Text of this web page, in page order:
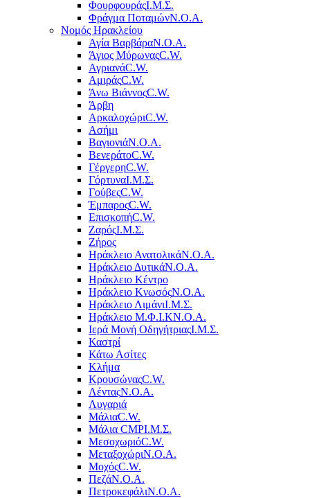
ΦουρφουράςΙ.Μ.Σ.
Φράγμα ΠοταμώνΝ.Ο.Α.
Νομός Ηρακλείου
Αγία ΒαρβάραΝ.Ο.Α.
Άγιος ΜύρωναςC.W.
ΑγριανάC.W.
ΑμιράςC.W.
Άνω ΒιάννοςC.W.
Άρβη
ΑρκαλοχώριC.W.
Ασήμι
ΒαγιονιάΝ.Ο.Α.
ΒενεράτοC.W.
ΓέργερηC.W.
ΓόρτυναΙ.Μ.Σ.
ΓούβεςC.W.
ΈμπαροςC.W.
ΕπισκοπήC.W.
ΖαρόςΙ.Μ.Σ.
Ζήρος
Ηράκλειο ΑνατολικάΝ.Ο.Α.
Ηράκλειο ΔυτικάΝ.Ο.Α.
Ηράκλειο Κέντρο
Ηράκλειο ΚνωσόςΝ.Ο.Α.
Ηράκλειο ΛιμάνιΙ.Μ.Σ.
Ηράκλειο Μ.Φ.Ι.ΚΝ.Ο.Α.
Ιερά Μονή ΟδηγήτριαςΙ.Μ.Σ.
Καστρί
Κάτω Ασίτες
Κλήμα
ΚρουσώναςC.W.
ΛένταςΝ.Ο.Α.
Λυγαριά
ΜάλιαC.W.
Μάλια CMPΙ.Μ.Σ.
ΜεσοχωριόC.W.
ΜεταξοχώριΝ.Ο.Α.
ΜοχόςC.W.
ΠεζάΝ.Ο.Α.
ΠετροκεφάλιΝ.Ο.Α.